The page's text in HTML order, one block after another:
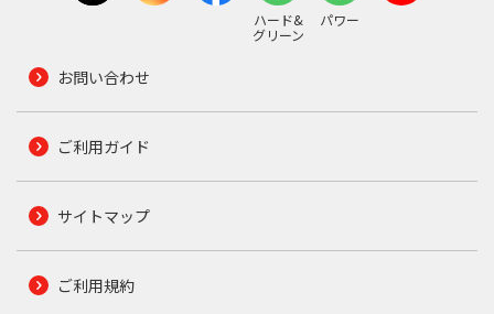
ハード&
グリーン
パワー
お問い合わせ
ご利用ガイド
サイトマップ
ご利用規約